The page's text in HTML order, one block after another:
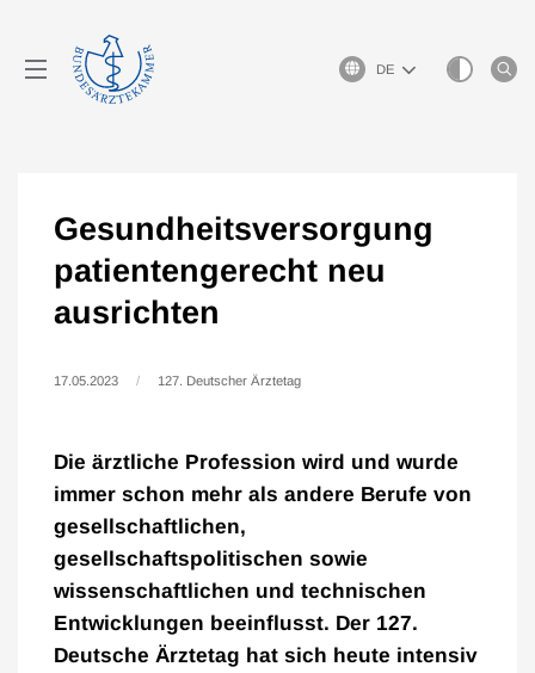
Sprachauswahl
Gesundheitsversorgung
patientengerecht neu
ausrichten
17.05.2023 127. Deutscher Ärztetag
Die ärztliche Profession wird und wurde
immer schon mehr als andere Berufe von
gesellschaftlichen,
gesellschaftspolitischen sowie
wissenschaftlichen und technischen
Entwicklungen beeinflusst. Der 127.
Deutsche Ärztetag hat sich heute intensiv